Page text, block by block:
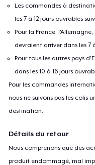
Les commandes à
les 7 à 12 jours ouvrables
Pour la France,
devraient arriver dans les 7
Pour tous les autres pays
dans les 10 à 16 jours
Pour les commandes
nous ne suivons pas les colis
destination.
Détails du retour
Nous comprenons que des
produit endommagé, mal